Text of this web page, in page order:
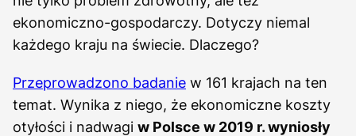
ekonomiczno-gospodarczy. Dotyczy niemal
każdego kraju na świecie. Dlaczego?
Przeprowadzono badanie w 161 krajach na ten
temat. Wynika z niego, że ekonomiczne koszty
otyłości i nadwagi w Polsce w 2019 r. wyniosły